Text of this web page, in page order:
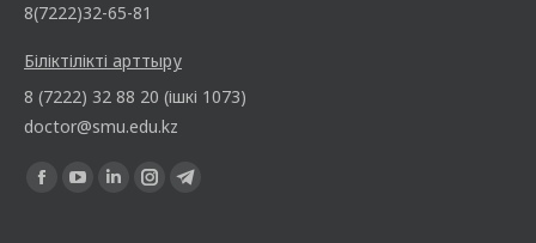
8(7222)32-65-81
Біліктілікті арттыру
8 (7222) 32 88 20 (ішкі 1073)
doctor@smu.edu.kz
Find us on: